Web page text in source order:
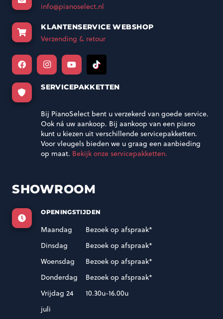
info@pianoselect.nl
KLANTENSERVICE WEBSHOP
Verzending & retour
SERVICEPAKKETTEN
Bij PianoSelect bent u verzekerd van goede service.
Ook ná uw aankoop. Bij aankoop van een piano
kunt u kiezen uit verschillende servicepakketten.
Voor vleugels bieden we u graag een aanbieding
op maat. Bekijk onze servicepakketten.
SHOWROOM
OPENINGSTIJDEN
Maandag
Bezoek op afspraak*
Dinsdag
Bezoek op afspraak*
Woensdag
Bezoek op afspraak*
Donderdag
Bezoek op afspraak*
Vrijdag 24
juli
10.30u-16.00u